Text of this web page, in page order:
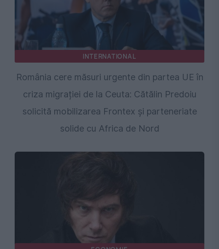
INTERNATIONAL
România cere măsuri urgente din partea UE în
criza migrației de la Ceuta: Cătălin Predoiu
solicită mobilizarea Frontex și parteneriate
solide cu Africa de Nord